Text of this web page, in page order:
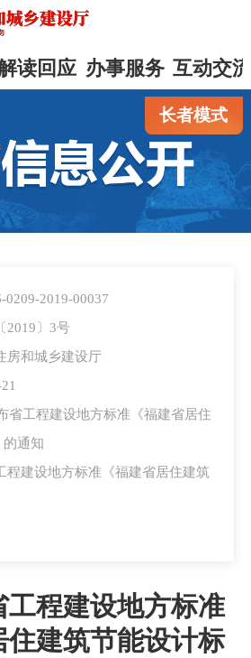
读回应 办事服务 互动交
长者模式
0209-2019-00037
2019〕3号
房和城乡建设厅
省工程建设地方标准《福建省居住
通知
程建设地方标准《福建省居住建筑
工程建设地方标准
住建筑节能设计标